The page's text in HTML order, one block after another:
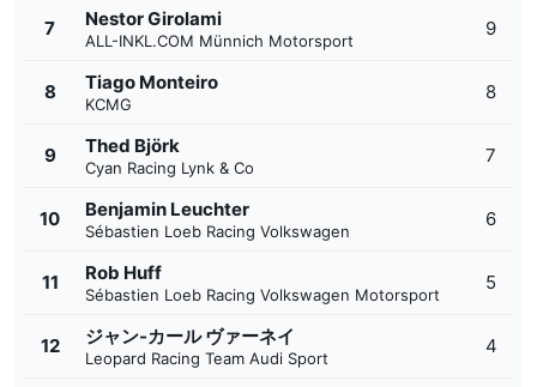
7 Nestor Girolami
ALL-INKL.COM Münnich Motorsport
9
8 Tiago Monteiro
KCMG
8
9 Thed Björk
Cyan Racing Lynk & Co
7
10 Benjamin Leuchter
Sébastien Loeb Racing Volkswagen
6
11 Rob Huff
Sébastien Loeb Racing Volkswagen Motorsport
5
12 ジャン-カール ヴァーネイ
Leopard Racing Team Audi Sport
4